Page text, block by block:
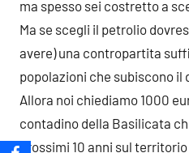
ma spesso sei costretto a
Ma se scegli il petrolio
avere) una contropartita
popolazioni che subiscono il
Allora noi chiediamo 1000
contadino della Basilicata
prossimi 10 anni sul